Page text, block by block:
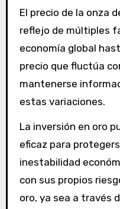
El precio de la onza
reflejo de múltiples
economía global
precio que fluctúa
mantenerse
estas variaciones.
La inversión en oro
eficaz para
inestabilidad
con sus propios
oro, ya sea a través